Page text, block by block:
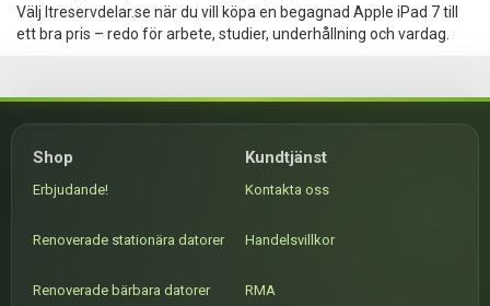
Välj Itreservdelar.se när du vill köpa en begagnad Apple iPad 7 till
ett bra pris – redo för arbete, studier, underhållning och vardag.
Shop
Erbjudande!
Renoverade stationära datorer
Renoverade bärbara datorer
Kundtjänst
Kontakta oss
Handelsvillkor
RMA